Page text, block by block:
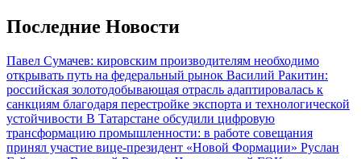
Перейти
к
Последние Новости
Павел Сумачев: кировским производителям необходимо
открывать путь на федеральный рынок Василий Ракитин:
российская золотодобывающая отрасль адаптировалась к
санкциям благодаря перестройке экспорта и технологической
устойчивости В Татарстане обсудили цифровую
трансформацию промышленности: в работе совещания
принял участие вице-президент «Новой Формации» Руслан